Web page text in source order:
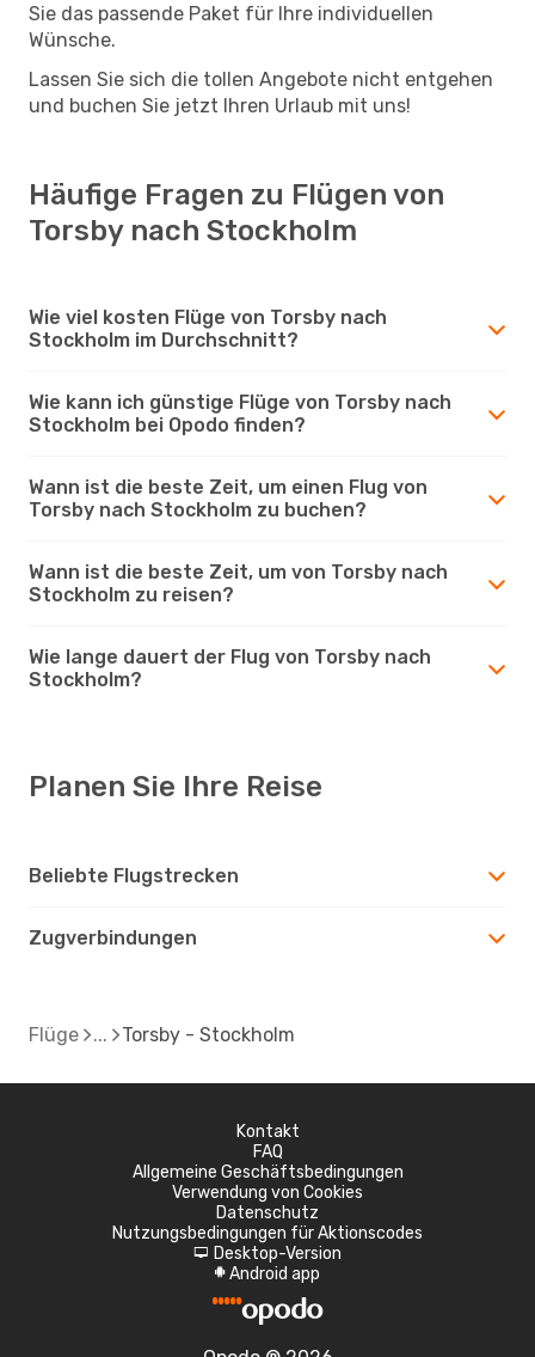
Sie das passende Paket für Ihre individuellen
Wünsche.
Lassen Sie sich die tollen Angebote nicht entgehen
und buchen Sie jetzt Ihren Urlaub mit uns!
Häufige Fragen zu Flügen von
Torsby nach Stockholm
Wie viel kosten Flüge von Torsby nach
Stockholm im Durchschnitt?
Wie kann ich günstige Flüge von Torsby nach
Stockholm bei Opodo finden?
Wann ist die beste Zeit, um einen Flug von
Torsby nach Stockholm zu buchen?
Wann ist die beste Zeit, um von Torsby nach
Stockholm zu reisen?
Wie lange dauert der Flug von Torsby nach
Stockholm?
Planen Sie Ihre Reise
Beliebte Flugstrecken
Zugverbindungen
Flüge Torsby - Stockholm
Kontakt
FAQ
Allgemeine Geschäftsbedingungen
Verwendung von Cookies
Datenschutz
Nutzungsbedingungen für Aktionscodes
d Desktop-Version
A Android app